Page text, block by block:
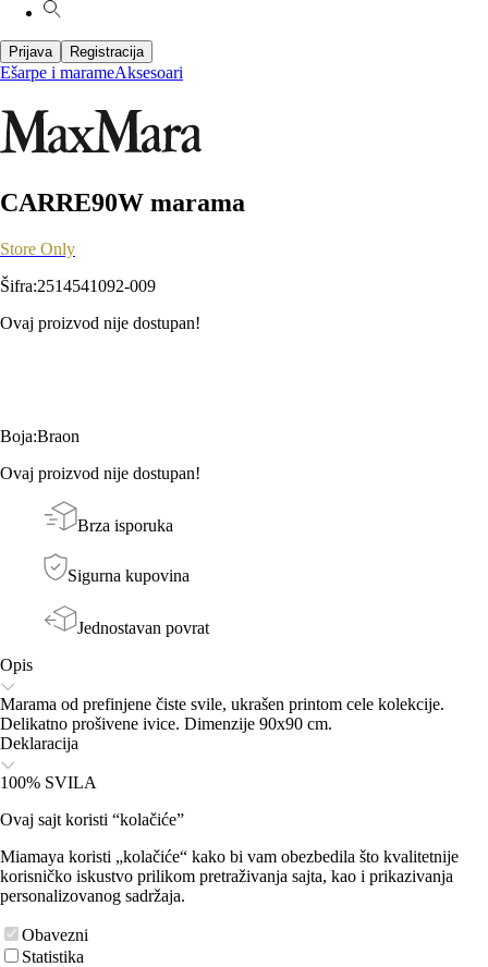
Prijava Registracija
Ešarpe i marameAksesoari
CARRE90W marama
Store Only
Šifra:2514541092-009
Ovaj proizvod nije dostupan!
Boja:Braon
Ovaj proizvod nije dostupan!
Brza isporuka
Sigurna kupovina
Jednostavan povrat
Opis
Marama od prefinjene čiste svile, ukrašen printom cele kolekcije.
Delikatno prošivene ivice. Dimenzije 90x90 cm.
Deklaracija
100% SVILA
Ovaj sajt koristi “kolačiće”
Miamaya koristi „kolačiće“ kako bi vam obezbedila što kvalitetnije
korisničko iskustvo prilikom pretraživanja sajta, kao i prikazivanja
personalizovanog sadržaja.
Obavezni
Statistika